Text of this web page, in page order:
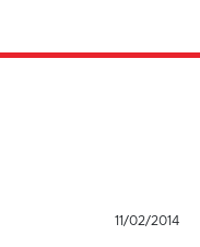
11/02/2014